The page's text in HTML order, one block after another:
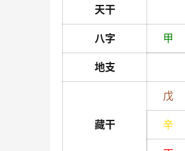
天干
八字 甲
地支
藏干
戊
辛